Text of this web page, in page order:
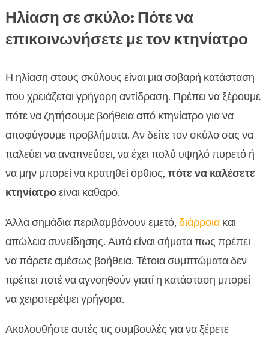
Ηλίαση σε σκύλο: Πότε να
επικοινωνήσετε με τον κτηνίατρο
Η ηλίαση στους σκύλους είναι μια σοβαρή κατάσταση
που χρειάζεται γρήγορη αντίδραση. Πρέπει να ξέρουμε
πότε να ζητήσουμε βοήθεια από κτηνίατρο για να
αποφύγουμε προβλήματα. Αν δείτε τον σκύλο σας να
παλεύει να αναπνεύσει, να έχει πολύ υψηλό πυρετό ή
να μην μπορεί να κρατηθεί όρθιος, πότε να καλέσετε
κτηνίατροείναι καθαρό.
Άλλα σημάδια περιλαμβάνουν εμετό, διάρροιακαι
απώλεια συνείδησης. Αυτά είναι σήματα πως πρέπει
να πάρετε αμέσως βοήθεια. Τέτοια συμπτώματα δεν
πρέπει ποτέ να αγνοηθούν γιατί η κατάσταση μπορεί
να χειροτερέψει γρήγορα.
Ακολουθήστε αυτές τις συμβουλές για να ξέρετε